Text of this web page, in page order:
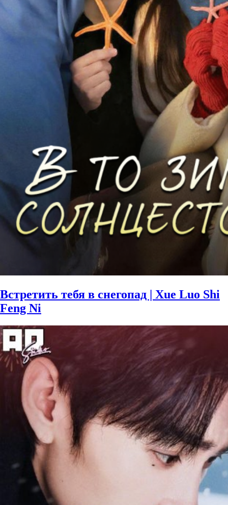
Встретить тебя в снегопад | Xue Luo Shi
Feng Ni